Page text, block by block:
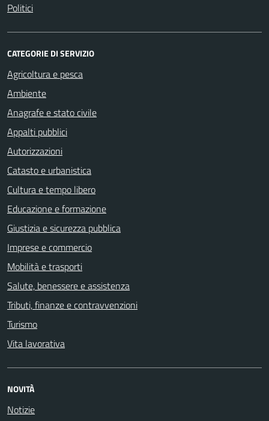
Politici
CATEGORIE DI SERVIZIO
Agricoltura e pesca
Ambiente
Anagrafe e stato civile
Appalti pubblici
Autorizzazioni
Catasto e urbanistica
Cultura e tempo libero
Educazione e formazione
Giustizia e sicurezza pubblica
Imprese e commercio
Mobilità e trasporti
Salute, benessere e assistenza
Tributi, finanze e contravvenzioni
Turismo
Vita lavorativa
NOVITÀ
Notizie